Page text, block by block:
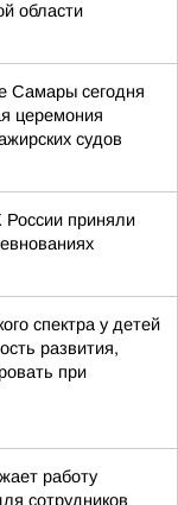
области
Самары сегодня
церемония
судов
приняли
спектра у детей
развития,
при
работу
сотрудников